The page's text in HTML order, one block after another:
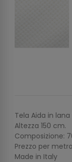
Tela Aida in
Altezza 150 cm.
Composizione:
Prezzo per metro
Made in Italy